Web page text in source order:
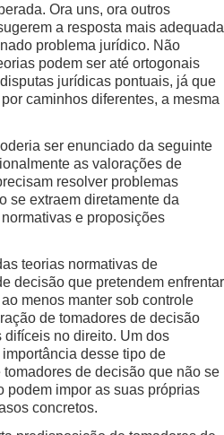
Ora uns, ora outros
a resposta mais adequada
problema jurídico. Não
podem ser até ortogonais
jurídicas pontuais, já que
caminhos diferentes, a mesma
ser enunciado da seguinte
as valorações de
resolver problemas
se extraem diretamente da
e proposições
teorias normativas de
decisão que pretendem enfrentar
menos manter sob controle
de tomadores de decisão
difíceis no direito. Um dos
desse tipo de
de decisão que não se
podem impor as suas próprias
concretos.